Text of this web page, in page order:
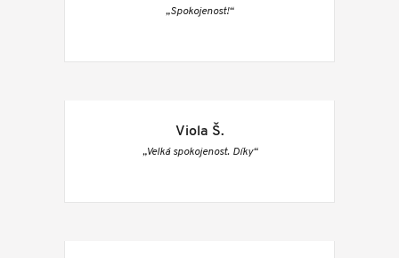
„Spokojenost!“
Viola Š.
„Velká spokojenost. Díky“